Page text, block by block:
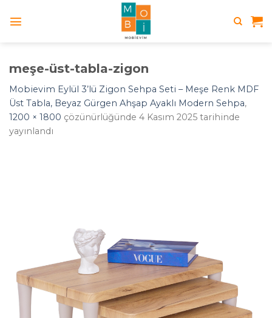
meşe-üst-tabla-zigon
Mobievim Eylül 3’lü Zigon Sehpa Seti – Meşe Renk MDF
Üst Tabla, Beyaz Gürgen Ahşap Ayaklı Modern Sehpa,
1200 × 1800 çözünürlüğünde 4 Kasım 2025 tarihinde
yayınlandı